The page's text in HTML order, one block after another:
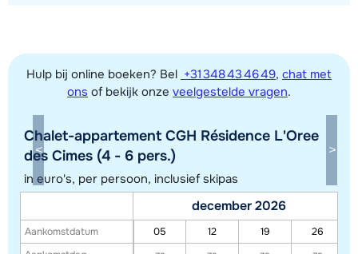
Toon alle accommodaties in dit gebied
Deze kaart geeft een indicatie van de ligging van onze accommodaties. De
exacte locatie kan enigszins afwijken.
Hulp bij online boeken? Bel +31 348 43 46 49, chat met
ons of bekijk onze veelgestelde vragen.
Chalet-appartement CGH Résidence L'Oree
des Cimes (4 - 6 pers.)
in euro's, per persoon, inclusief skipas
Aankomstdatum
december 2026
05 12 19
26